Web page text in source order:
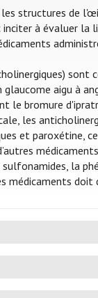
structures de
à évaluer la
sont
aigu à
le bromure
les
et paroxétine,
sulfonamides, la
médicaments